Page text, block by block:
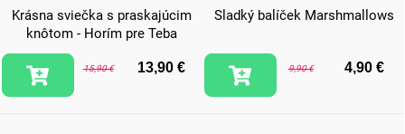
Krásna sviečka s praskajúcim
knôtom - Horím pre Teba
15,90 € 13,90 €
Sladký balíček Marshmallows
9,90 € 4,90 €